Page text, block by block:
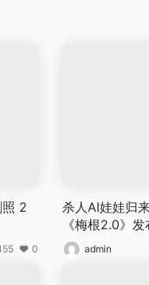
照 2
0
杀人AI娃娃归
《梅根2.0》
admin